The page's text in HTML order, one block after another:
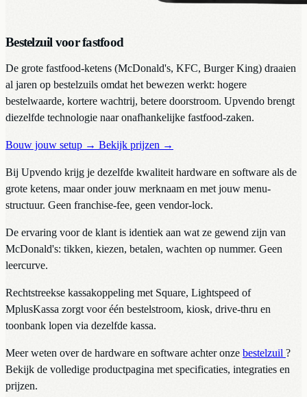
Bestelzuil voor fastfood
De grote fastfood-ketens (McDonald's, KFC, Burger King) draaien
al jaren op bestelzuils omdat het bewezen werkt: hogere
bestelwaarde, kortere wachtrij, betere doorstroom. Upvendo brengt
diezelfde technologie naar onafhankelijke fastfood-zaken.
Bouw jouw setup → Bekijk prijzen →
Bij Upvendo krijg je dezelfde kwaliteit hardware en software als de
grote ketens, maar onder jouw merknaam en met jouw menu-
structuur. Geen franchise-fee, geen vendor-lock.
De ervaring voor de klant is identiek aan wat ze gewend zijn van
McDonald's: tikken, kiezen, betalen, wachten op nummer. Geen
leercurve.
Rechtstreekse kassakoppeling met Square, Lightspeed of
MplusKassa zorgt voor één bestelstroom, kiosk, drive-thru en
toonbank lopen via dezelfde kassa.
Meer weten over de hardware en software achter onze bestelzuil ?
Bekijk de volledige productpagina met specificaties, integraties en
prijzen.